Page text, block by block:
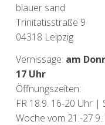
blauer sand
Trinitatisstraße 9
04318 Leipzig
Vernissage: am
17 Uhr
Öffnungszeiten:
FR 18.9. 16-20 Uhr |
Woche vom 21.-